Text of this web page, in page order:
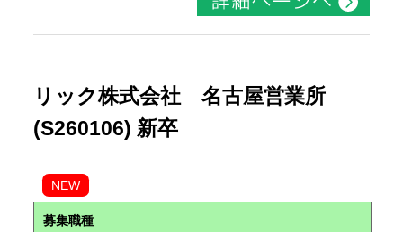
リック株式会社 名古屋営業所
(S260106) 新卒
NEW
募集職種